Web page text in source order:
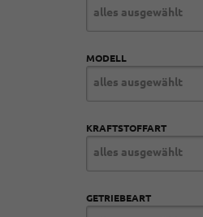
alles ausgewählt
MODELL
alles ausgewählt
KRAFTSTOFFART
alles ausgewählt
GETRIEBEART